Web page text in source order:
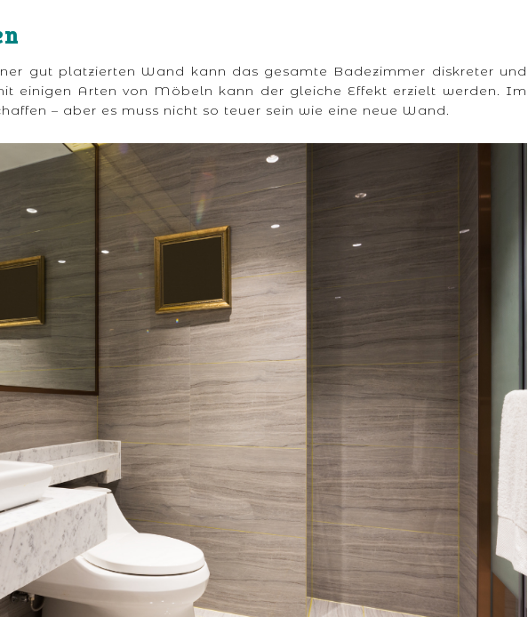
gut platzierten Wand kann das gesamte Badezimmer diskreter und
einigen Arten von Möbeln kann der gleiche Effekt erzielt werden. Im
– aber es muss nicht so teuer sein wie eine neue Wand.